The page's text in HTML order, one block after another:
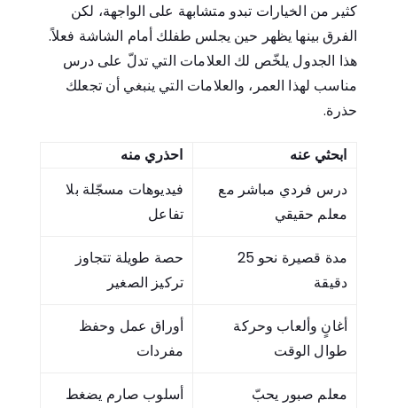
كثير من الخيارات تبدو متشابهة على الواجهة، لكن
الفرق بينها يظهر حين يجلس طفلك أمام الشاشة فعلاً.
هذا الجدول يلخّص لك العلامات التي تدلّ على درس
مناسب لهذا العمر، والعلامات التي ينبغي أن تجعلك
حذرة.
ابحثي عنه
احذري منه
درس فردي مباشر مع
معلم حقيقي
فيديوهات مسجّلة بلا
تفاعل
مدة قصيرة نحو 25
دقيقة
حصة طويلة تتجاوز
تركيز الصغير
أغانٍ وألعاب وحركة
طوال الوقت
أوراق عمل وحفظ
مفردات
معلم صبور يحبّ
أسلوب صارم يضغط